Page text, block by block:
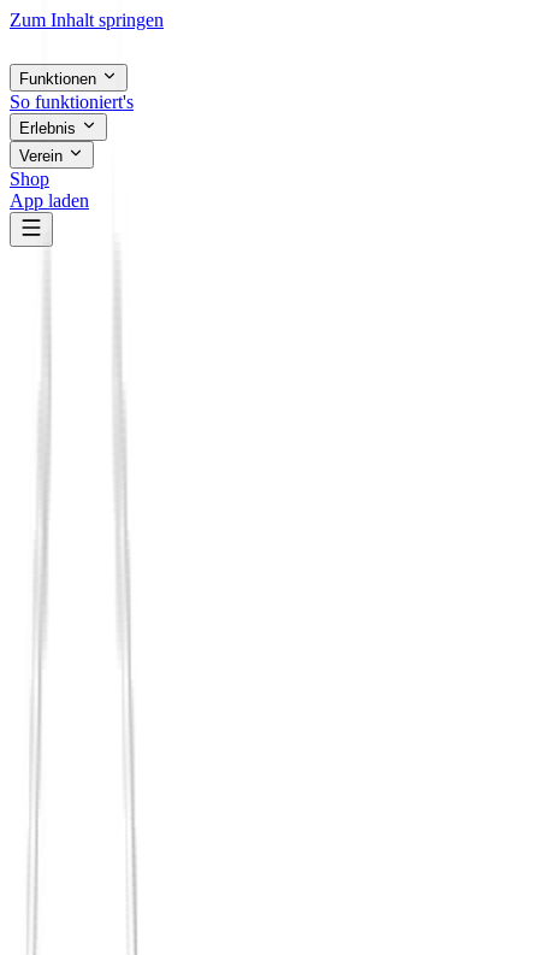
Zum Inhalt springen
Funktionen
So funktioniert's
Erlebnis
Verein
Shop
App laden